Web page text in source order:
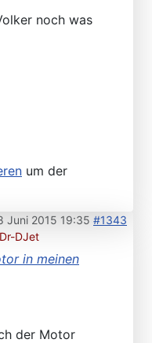
noch was
um der
Juni 2015 19:35 #1343
Dr-DJet
in meinen
der Motor